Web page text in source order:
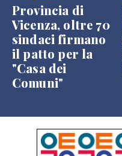
Provincia di
Vicenza, oltre 70
sindaci firmano
il patto per la
"Casa dei
Comuni"